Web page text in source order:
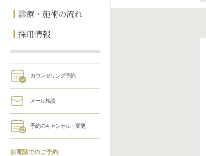
診療・施術の流れ
採用情報
カウンセリング予約
メール相談
予約のキャンセル・変更
お電話でのご予約